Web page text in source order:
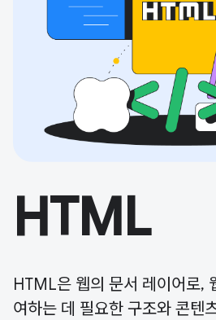
HTML
HTML은 웹의 문서 레이어로,
여하는 데 필요한 구조와 콘텐